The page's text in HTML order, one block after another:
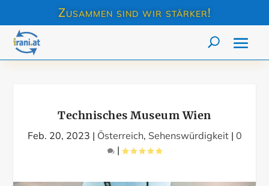
Zusammen sind wir stärker!
Technisches Museum Wien
Feb. 20, 2023 | Österreich, Sehenswürdigkeit| 0
|